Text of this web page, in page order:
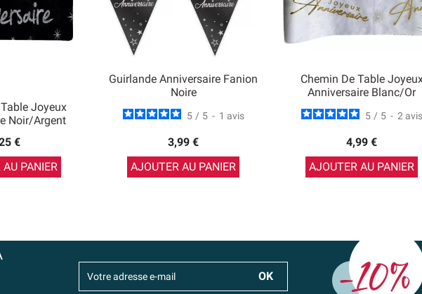
Joyeux
Noir/Argent
€
PANIER
Guirlande Anniversaire Fanion
Noire
5 / 5 - 1 avis
3,99 €
AJOUTER AU PANIER
Chemin De Table
Anniversaire Blanc/Or
5 / 5 - 2 avis
4,99 €
AJOUTER AU PANIER